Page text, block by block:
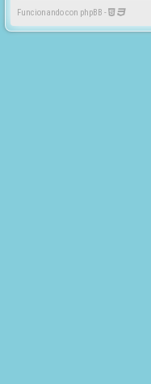
Funcionando con phpBB -